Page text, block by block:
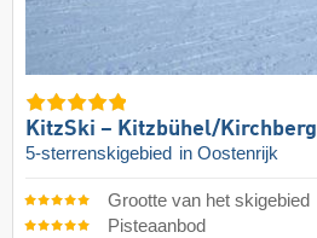
KitzSki – Kitzbühel/​Kirchberg
5-sterrenskigebied in Oostenrijk
Grootte van het skigebied
Pisteaanbod